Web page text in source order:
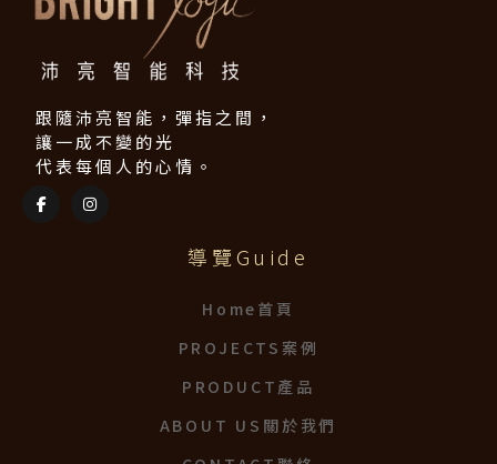
跟隨沛亮智能，彈指之間，
讓一成不變的光
代表每個人的心情。
導覽Guide
Home首頁
PROJECTS案例
PRODUCT產品
ABOUT US關於我們